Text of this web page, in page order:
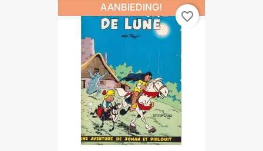
AANBIEDING!
favorite_border